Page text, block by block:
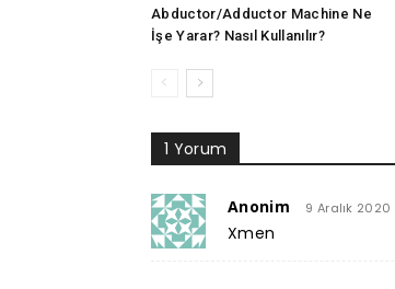
Abductor/Adductor Machine Ne
İşe Yarar? Nasıl Kullanılır?
1 Yorum
Anonim 9 Aralık 2020
Xmen